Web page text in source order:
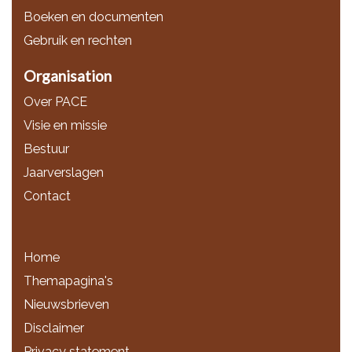
Boeken en documenten
Gebruik en rechten
Organisation
Over PACE
Visie en missie
Bestuur
Jaarverslagen
Contact
Home
Themapagina's
Nieuwsbrieven
Disclaimer